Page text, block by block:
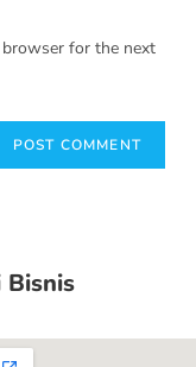
browser for the next
Bisnis